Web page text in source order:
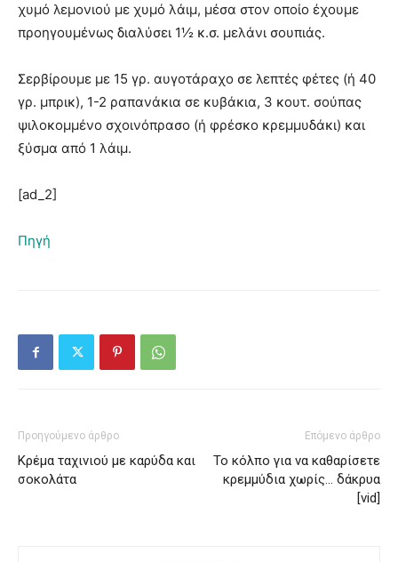
χυμό λεμονιού με χυμό λάιμ, μέσα στον οποίο έχουμε
προηγουμένως διαλύσει 1½ κ.σ. μελάνι σουπιάς.
Σερβίρουμε με 15 γρ. αυγοτάραχο σε λεπτές φέτες (ή 40
γρ. μπρικ), 1-2 ραπανάκια σε κυβάκια, 3 κουτ. σούπας
ψιλοκομμένο σχοινόπρασο (ή φρέσκο κρεμμυδάκι) και
ξύσμα από 1 λάιμ.
[ad_2]
Πηγή
Προηγούμενο άρθρο
Κρέμα ταχινιού με καρύδα και
σοκολάτα
Επόμενο άρθρο
Το κόλπο για να καθαρίσετε
κρεμμύδια χωρίς… δάκρυα
[vid]